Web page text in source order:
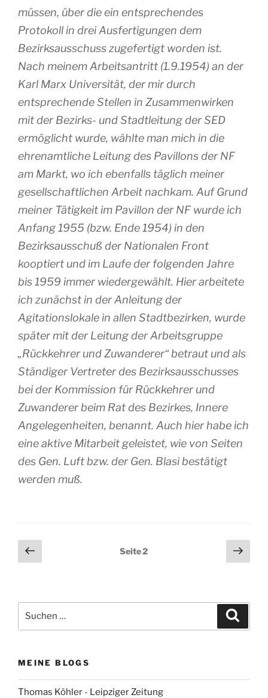
müssen, über die ein entsprechendes
Protokoll in drei Ausfertigungen dem
Bezirksausschuss zugefertigt worden ist.
Nach meinem Arbeitsantritt (1.9.1954) an der
Karl Marx Universität, der mir durch
entsprechende Stellen in Zusammenwirken
mit der Bezirks- und Stadtleitung der SED
ermöglicht wurde, wählte man mich in die
ehrenamtliche Leitung des Pavillons der NF
am Markt, wo ich ebenfalls täglich meiner
gesellschaftlichen Arbeit nachkam. Auf Grund
meiner Tätigkeit im Pavillon der NF wurde ich
Anfang 1955 (bzw. Ende 1954) in den
Bezirksausschuß der Nationalen Front
kooptiert und im Laufe der folgenden Jahre
bis 1959 immer wiedergewählt. Hier arbeitete
ich zunächst in der Anleitung der
Agitationslokale in allen Stadtbezirken, wurde
später mit der Leitung der Arbeitsgruppe
„Rückkehrer und Zuwanderer“ betraut und als
Ständiger Vertreter des Bezirksausschusses
bei der Kommission für Rückkehrer und
Zuwanderer beim Rat des Bezirkes, Innere
Angelegenheiten, benannt. Auch hier habe ich
eine aktive Mitarbeit geleistet, wie von Seiten
des Gen. Luft bzw. der Gen. Blasi bestätigt
werden muß.
Seitennummerierung
der
Vorherige
Seite
Seite2
nach:
MEINE BLOGS
Thomas Köhler - Leipziger Zeitung